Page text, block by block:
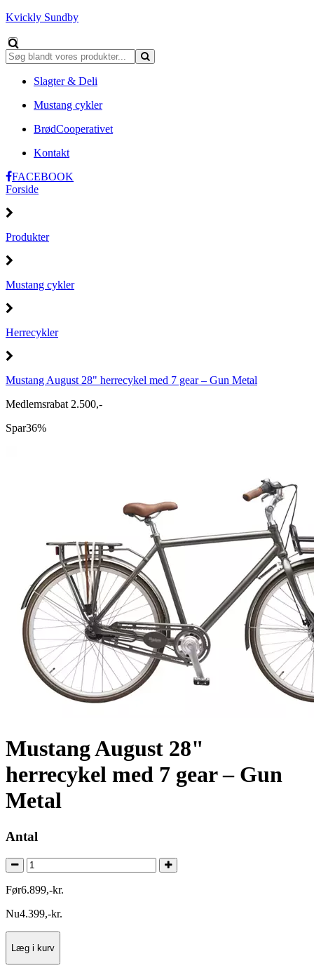
Kvickly Sundby
Slagter & Deli
Mustang cykler
BrødCooperativet
Kontakt
FACEBOOK
Forside
Produkter
Mustang cykler
Herrecykler
Mustang August 28" herrecykel med 7 gear – Gun Metal
Medlemsrabat 2.500,-
Spar36%
Mustang August 28"
herrecykel med 7 gear – Gun
Metal
Antal
Før6.899,-kr.
Nu4.399,-kr.
Læg i kurv